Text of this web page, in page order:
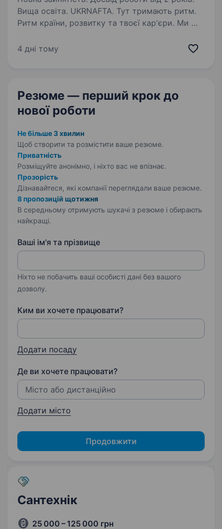
Вища освіта. UKRNAFTA. Тут тримають ритм.
Ритм країни, розвитку та твоєї кар'єри. Ми —
Сьогодні це 2 000+ свердловин, майже 700
4 дні тому
Резюме — перший крок до
нової роботи
Не більше 3 хвилин
Щоб створити та розмістити ваше резюме.
Приватність
Розміщуйте анонімно, і ніхто вас не впізнає.
Прозорість
Дізнавайтеся, які компанії переглядали ваше резюме.
8 пропозицій щотижня
В середньому отримують шукачі з резюме і обирають
найкращі.
Ваші ім'я та прізвище
Ніхто не побачить ваші особисті дані без вашого
дозволу.
Ким ви хочете працювати?
Додати посаду
Де ви хочете працювати?
Додати місто
Продовжити
Cантехнік
25 000 – 125 000 грн